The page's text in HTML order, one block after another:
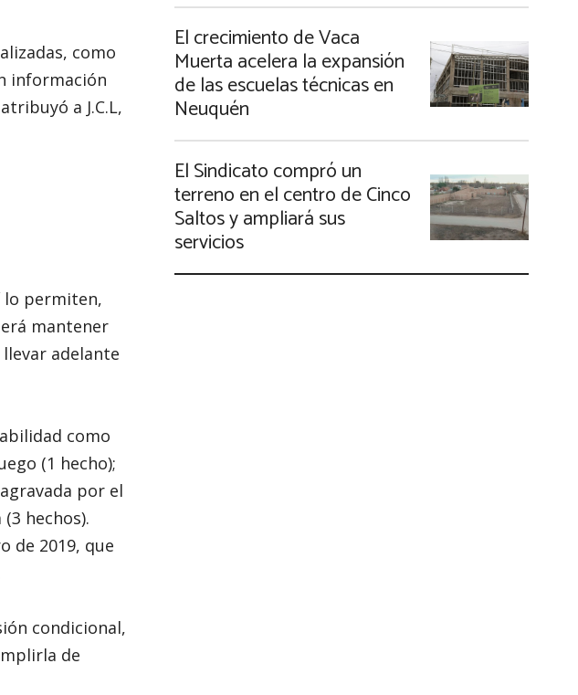
como
información
a J.C.L,
lo permiten,
mantener
adelante
como
(1 hecho);
por el
hechos).
de 2019, que
condicional,
de
El crecimiento de Vaca
Muerta acelera la expansión
de las escuelas técnicas en
Neuquén
El Sindicato compró un
terreno en el centro de Cinco
Saltos y ampliará sus
servicios